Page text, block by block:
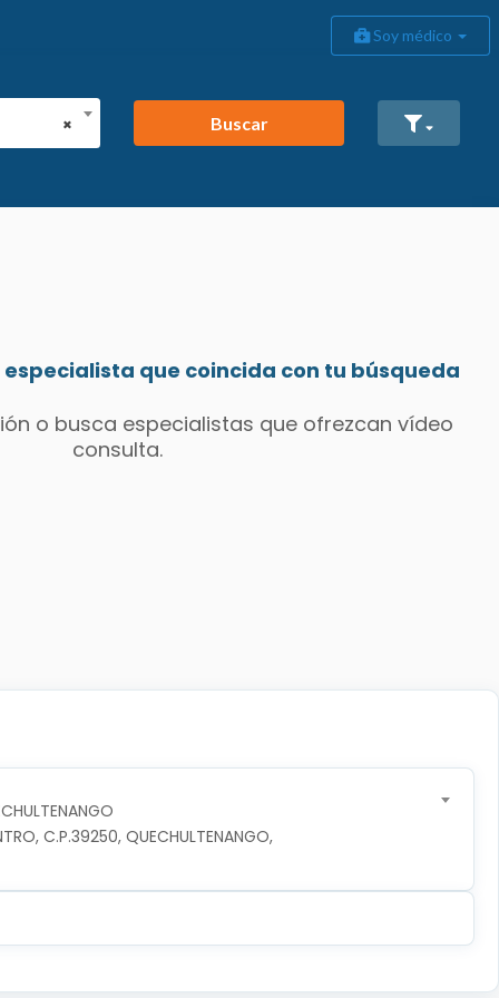
Soy médico
× Buscar
que coincida con tu búsqueda
o busca especialistas que ofrezcan vídeo
consulta.
C.P.39250, QUECHULTENANGO,